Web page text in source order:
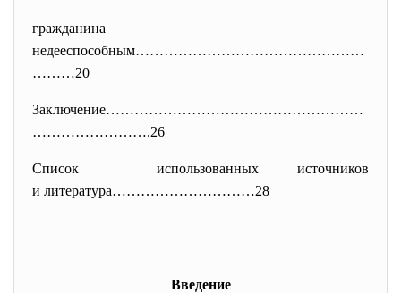
гражданина
недееспособным…………………………………………
………20
Заключение………………………………………………
…………………….26
Список использованных источников
и литература…………………………28
Введение